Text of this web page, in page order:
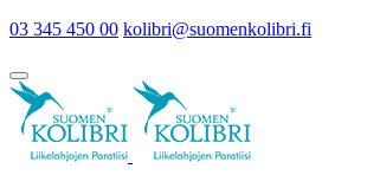
03 345 450 00 kolibri@suomenkolibri.fi